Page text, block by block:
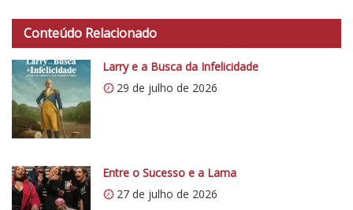
t
p
s
:
/
/
0
.
w
Conteúdo Relacionado
Larry e a Busca da Infelicidade
29 de julho de 2026
Entre o Sucesso e a Lama
27 de julho de 2026